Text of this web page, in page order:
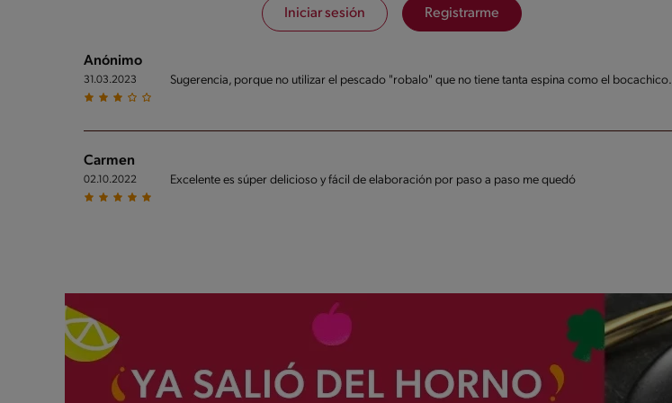
Sodio
Salt
1.3g / %
Iniciar sesión Registrarme
Anónimo
31.03.2023 Sugerencia, porque no utilizar el pescado "robalo" que no tiene tanta espina como el bocachico.
Carmen
02.10.2022 Excelente es súper delicioso y fácil de elaboración por paso a paso me quedó